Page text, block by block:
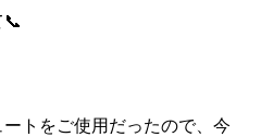
トをご使用だったので、今